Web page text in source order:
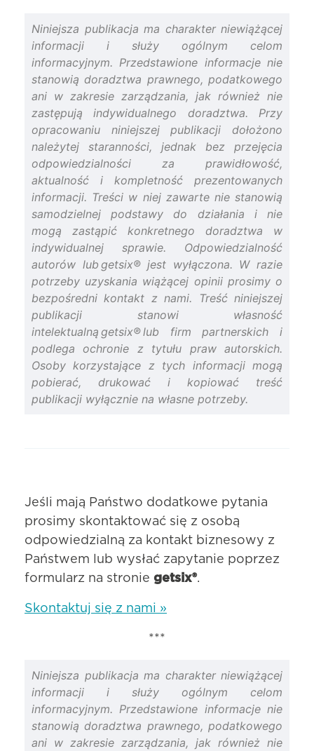
Niniejsza publikacja ma charakter niewiążącej
informacji i służy ogólnym celom
informacyjnym. Przedstawione informacje nie
stanowią doradztwa prawnego, podatkowego
ani w zakresie zarządzania, jak również nie
zastępują indywidualnego doradztwa. Przy
opracowaniu niniejszej publikacji dołożono
należytej staranności, jednak bez przejęcia
odpowiedzialności za prawidłowość,
aktualność i kompletność prezentowanych
informacji. Treści w niej zawarte nie stanowią
samodzielnej podstawy do działania i nie
mogą zastąpić konkretnego doradztwa w
indywidualnej sprawie. Odpowiedzialność
autorów lub getsix® jest wyłączona. W razie
potrzeby uzyskania wiążącej opinii prosimy o
bezpośredni kontakt z nami. Treść niniejszej
publikacji stanowi własność
intelektualną getsix® lub firm partnerskich i
podlega ochronie z tytułu praw autorskich.
Osoby korzystające z tych informacji mogą
pobierać, drukować i kopiować treść
publikacji wyłącznie na własne potrzeby.
Jeśli mają Państwo dodatkowe pytania
prosimy skontaktować się z osobą
odpowiedzialną za kontakt biznesowy z
Państwem lub wysłać zapytanie poprzez
formularz na stronie getsix®.
Skontaktuj się z nami »
***
Niniejsza publikacja ma charakter niewiążącej
informacji i służy ogólnym celom
informacyjnym. Przedstawione informacje nie
stanowią doradztwa prawnego, podatkowego
ani w zakresie zarządzania, jak również nie